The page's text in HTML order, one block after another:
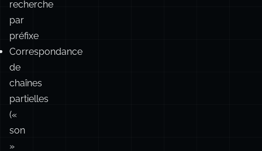
«
javascipt
»
Autocomplétion
/
recherche
par
préfixe
Correspondance
de